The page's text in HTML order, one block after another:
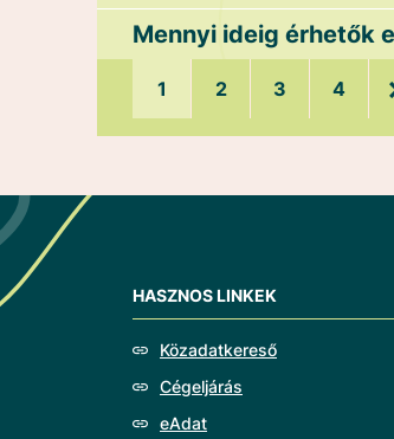
Mennyi ideig érhetők
1 2 3 4
HASZNOS LINKEK
Közadatkereső
Cégeljárás
eAdat